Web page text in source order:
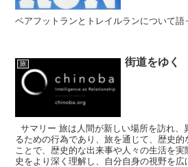
ベアフットランとトレイルランについて
旅 街道をゆく
サマリー 旅は人間が新しい場所を訪れ、
るための行為であり、旅を通じて、歴史
ことで、歴史的な出来事や人々の生活を
史をより深く理解し、自分自身の視野を広